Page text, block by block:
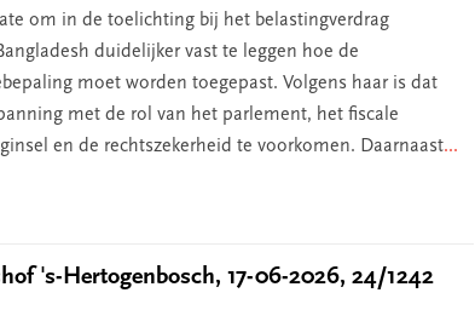
om in de toelichting bij het belastingverdrag
duidelijker vast te leggen hoe de
moet worden toegepast. Volgens haar is dat
met de rol van het parlement, het fiscale
en de rechtszekerheid te voorkomen. Daarnaast...
's-Hertogenbosch, 17-06-2026, 24/1242